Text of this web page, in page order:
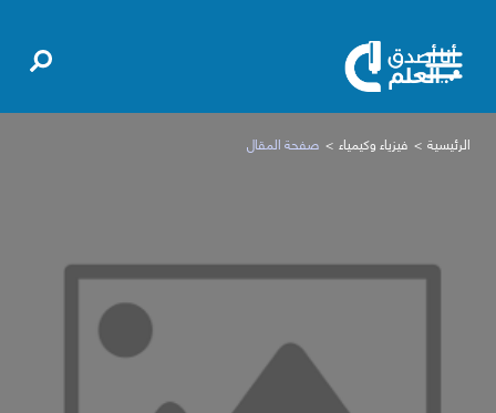
الرئيسية فيزياء وكيمياء صفحة المقال